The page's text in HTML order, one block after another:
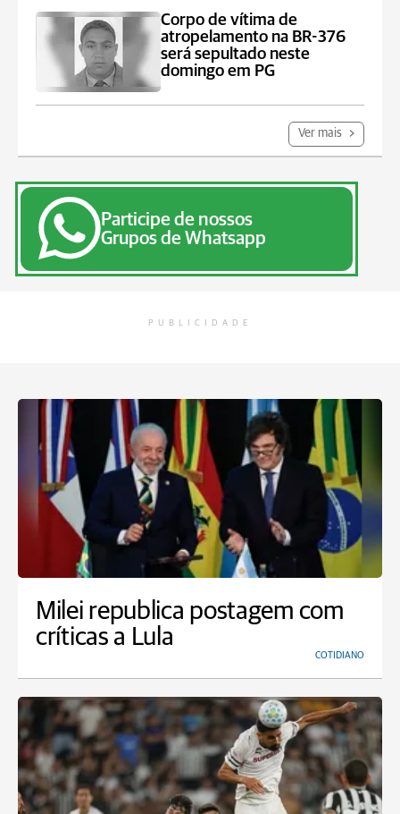
Corpo de vítima de
atropelamento na BR-376
será sepultado neste
domingo em PG
Ver mais
Participe de nossos
Grupos de Whatsapp
PUBLICIDADE
Milei republica postagem com
críticas a Lula
COTIDIANO